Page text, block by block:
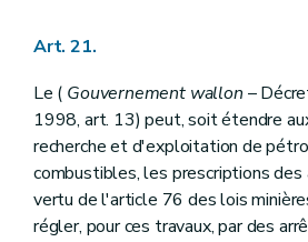
Art. 21.
Le ( Gouvernement wallon –
1998, art. 13) peut, soit étendre
recherche et d'exploitation de
combustibles, les prescriptions des
vertu de l'article 76 des lois
régler, pour ces travaux, par des